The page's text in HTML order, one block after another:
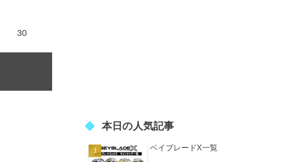
30
本日の人気記事
ベイブレードX一覧